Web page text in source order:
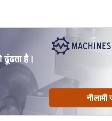
है।